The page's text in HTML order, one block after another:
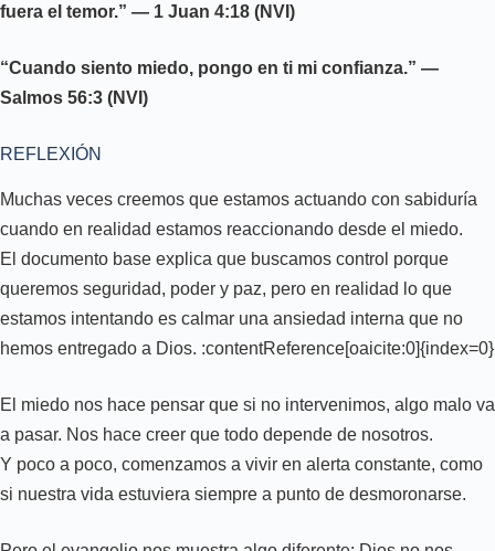
fuera el temor.” — 1 Juan 4:18 (NVI)
“Cuando siento miedo, pongo en ti mi confianza.” —
Salmos 56:3 (NVI)
REFLEXIÓN
Muchas veces creemos que estamos actuando con sabiduría
cuando en realidad estamos reaccionando desde el miedo.
El documento base explica que buscamos control porque
queremos seguridad, poder y paz, pero en realidad lo que
estamos intentando es calmar una ansiedad interna que no
hemos entregado a Dios. :contentReference[oaicite:0]{index=0}
El miedo nos hace pensar que si no intervenimos, algo malo va
a pasar. Nos hace creer que todo depende de nosotros.
Y poco a poco, comenzamos a vivir en alerta constante, como
si nuestra vida estuviera siempre a punto de desmoronarse.